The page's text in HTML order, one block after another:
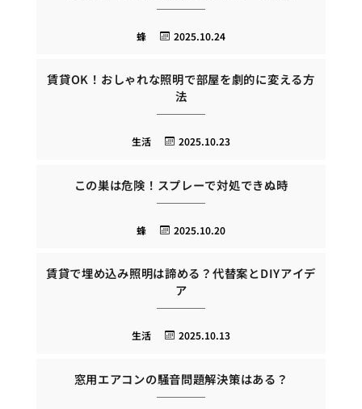
2025.10.24
蜂
賃貸OK！おしゃれな照明で部屋を劇的に変える方
法
2025.10.23
生活
この巣は危険！スプレーで対処できぬ時
2025.10.20
蜂
賃貸で埋め込み照明は諦める？代替案とDIYアイデ
ア
2025.10.13
生活
窓用エアコンの騒音問題解決策はある？